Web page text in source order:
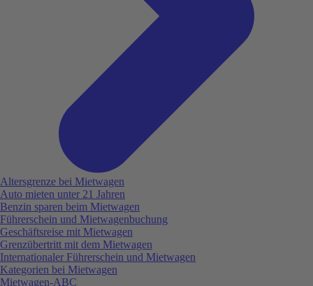
Altersgrenze bei Mietwagen
Auto mieten unter 21 Jahren
Benzin sparen beim Mietwagen
Führerschein und Mietwagenbuchung
Geschäftsreise mit Mietwagen
Grenzübertritt mit dem Mietwagen
Internationaler Führerschein und Mietwagen
Kategorien bei Mietwagen
Mietwagen-ABC